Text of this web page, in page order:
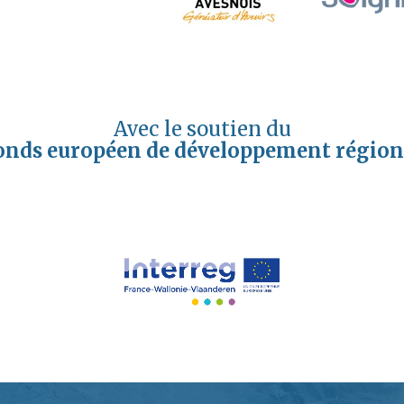
Avec le soutien du
européen de développement